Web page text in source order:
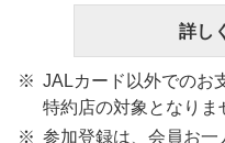
詳し
JALカード以外でのお
特約店の対象となりま
参加登録は、会員お一